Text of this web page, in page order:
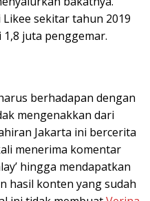
sekitar tahun 2019
juta penggemar.
berhadapan dengan
mengenakkan dari
Jakarta ini bercerita
menerima komentar
hingga mendapatkan
hasil konten yang sudah